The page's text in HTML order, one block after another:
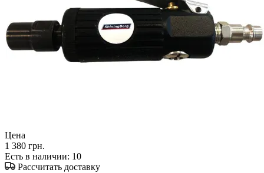
Цена
1 380 грн.
Есть в наличии: 10
Рассчитать доставку